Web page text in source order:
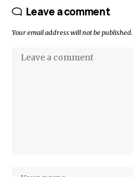
Leave a comment
Your email address will not be published.